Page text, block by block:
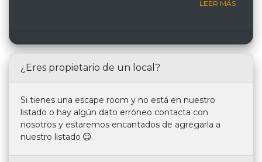
LEER MÁS
¿Eres propietario de un local?
Si tienes una escape room y no está en nuestro
listado o hay algún dato erróneo contacta con
nosotros y estaremos encantados de agregarla a
nuestro listado
.